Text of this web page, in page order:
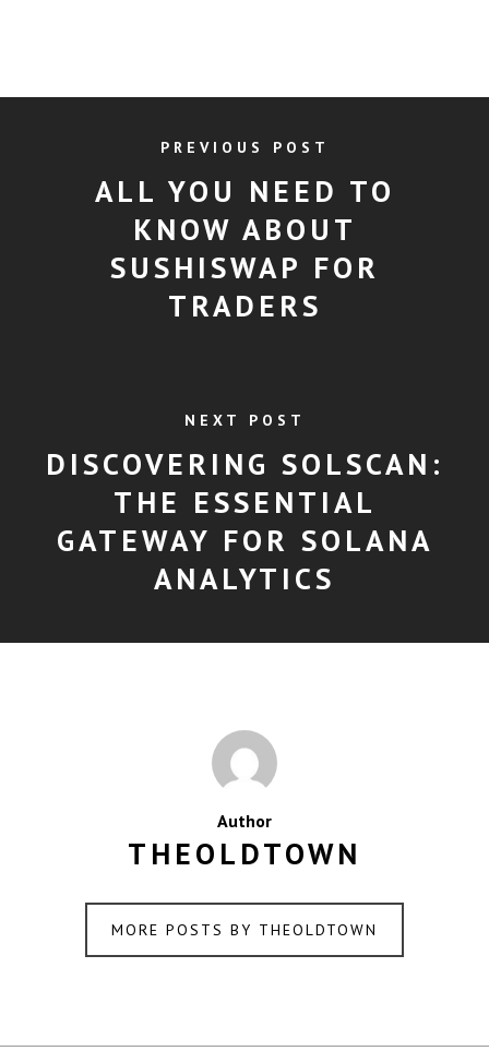
PREVIOUS POST
ALL YOU NEED TO
KNOW ABOUT
SUSHISWAP FOR
TRADERS
NEXT POST
DISCOVERING SOLSCAN:
THE ESSENTIAL
GATEWAY FOR SOLANA
ANALYTICS
Author
THEOLDTOWN
MORE POSTS BY THEOLDTOWN